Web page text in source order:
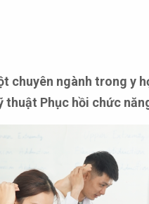
chuyên ngành trong y
thuật Phục hồi chức